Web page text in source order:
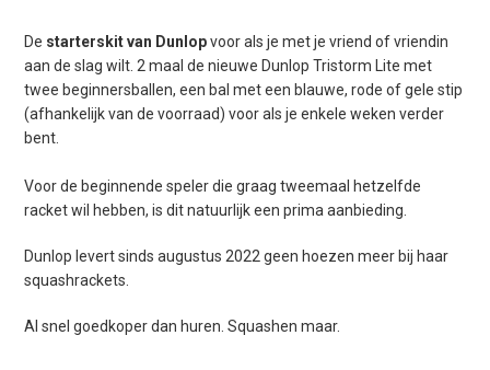
De starterskit van Dunlopvoor als je met je vriend of vriendin
aan de slag wilt. 2 maal de nieuwe Dunlop Tristorm Lite met
twee beginnersballen, een bal met een blauwe, rode of gele stip
(afhankelijk van de voorraad) voor als je enkele weken verder
bent.
Voor de beginnende speler die graag tweemaal hetzelfde
racket wil hebben, is dit natuurlijk een prima aanbieding.
Dunlop levert sinds augustus 2022 geen hoezen meer bij haar
squashrackets.
Al snel goedkoper dan huren. Squashen maar.